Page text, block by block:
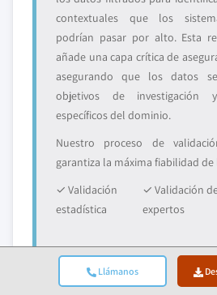
Llámanos
contextuales que los
podrían pasar por alto. Esta
añade una capa crítica de
asegurando que los datos
objetivos de investigación
específicos del dominio.
Nuestro proceso de
garantiza la máxima fiabilidad
✓ Validación
estadística
✓ Validación
expertos